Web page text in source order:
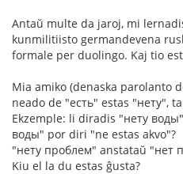
Antaŭ multe da jaroj, mi
kunmilitiisto germandevena
formale per duolingo. Kaj tio
Mia amiko (denaska parolanto
neado de "есть" estas "нету",
Ekzemple: li diradis "нету
воды" por diri "ne estas akvo"?
"нету проблем" anstataŭ "нет
Kiu el la du estas ĝusta?